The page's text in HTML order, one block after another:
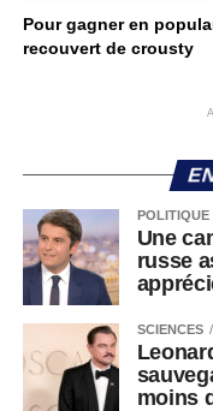
Pour gagner en
recouvert de crousty
POLITIQUE
Une
russe
SCIENCES
moins